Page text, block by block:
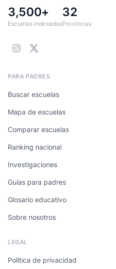
3,500+
Escuelas indexadas
32
Provincias
PARA PADRES
Buscar escuelas
Mapa de escuelas
Comparar escuelas
Ranking nacional
Investigaciones
Guías para padres
Glosario educativo
Sobre nosotros
LEGAL
Política de privacidad